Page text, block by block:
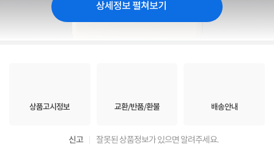
상세정보 펼쳐보기
상품고시정보 교환/반품/환불 배송안내
신고 잘못된 상품정보가 있으면 알려주세요.